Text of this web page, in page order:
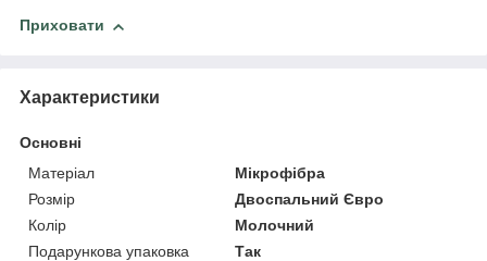
Приховати
Характеристики
Основні
Матеріал
Мікрофібра
Розмір
Двоспальний Євро
Колір
Молочний
Подарункова упаковка
Так